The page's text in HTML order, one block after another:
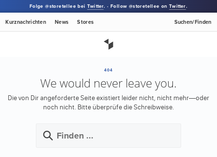
Folge @storetellee beiTwitter. · Follow @storetellee onTwitter.
Kurznachrichten News Stores Suchen/Finden
404
We would never leave you.
Die von Dir angeforderte Seite existiert leider nicht, nicht mehr—oder
noch nicht. Bitte überprüfe die Schreibweise.